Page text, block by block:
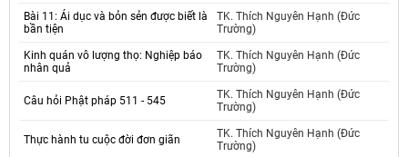
Bài 11: Ái dục và bỏn sẻn được biết là
bần tiện
TK. Thích Nguyên Hạnh (Đức
Trường)
Kinh quán vô lượng thọ: Nghiệp báo
nhân quả
TK. Thích Nguyên Hạnh (Đức
Trường)
Câu hỏi Phật pháp 511 - 545
TK. Thích Nguyên Hạnh (Đức
Trường)
Thực hành tu cuộc đời đơn giãn
TK. Thích Nguyên Hạnh (Đức
Trường)